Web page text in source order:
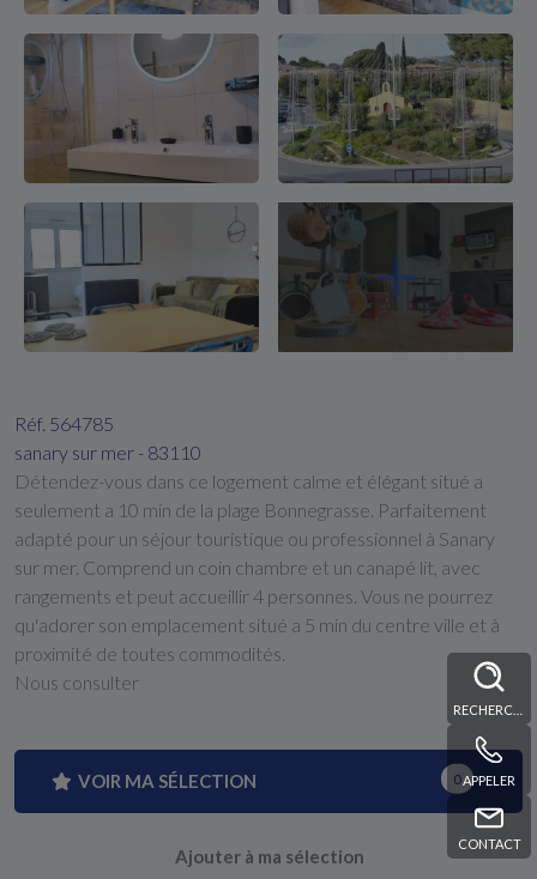
APPELER
CONTACT
Réf. 564785
sanary sur mer - 83110
Détendez-vous dans ce logement calme et élégant situé a
seulement a 10 min de la plage Bonnegrasse. Parfaitement
adapté pour un séjour touristique ou professionnel à Sanary
sur mer. Comprend un coin chambre et un canapé lit, avec
rangements et peut accueillir 4 personnes. Vous ne pourrez
qu'adorer son emplacement situé a 5 min du centre ville et à
proximité de toutes commodités.
Nous consulter
VOIR MA SÉLECTION 0
Ajouter à ma sélection